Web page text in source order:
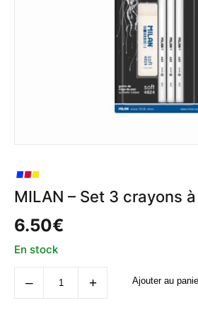
MILAN – Set 3 crayons
6.50€
En stock
‒
quantité
de
+ Ajouter au